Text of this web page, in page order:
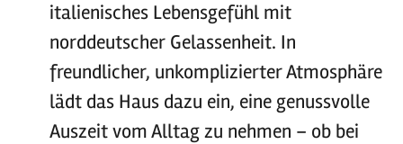
italienisches Lebensgefühl mit
norddeutscher Gelassenheit. In
freundlicher, unkomplizierter Atmosphäre
lädt das Haus dazu ein, eine genussvolle
Auszeit vom Alltag zu nehmen – ob bei